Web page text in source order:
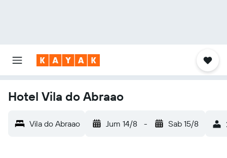
Hotel Vila do Abraao
Vila do Abraao Jum 14/8 - Sab 15/8